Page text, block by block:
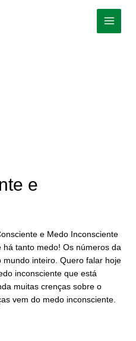
e
e Medo Inconsciente
tanto medo! Os números da
inteiro. Quero falar hoje
inconsciente que está
muitas crenças sobre o
vem do medo inconsciente.